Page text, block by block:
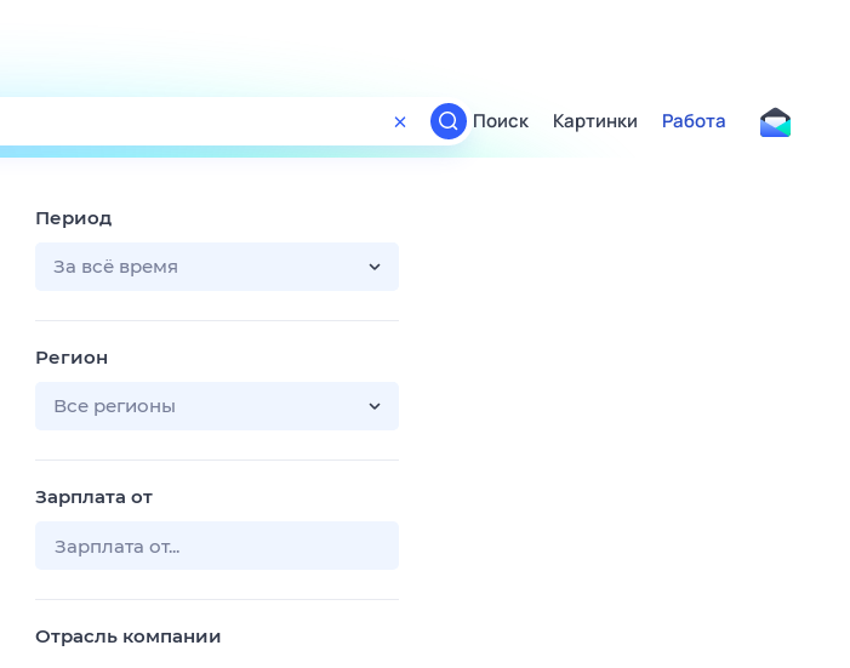
Поиск
ТВ-программа
Поиск Картинки Работа
Период
За всё время
Регион
Все регионы
Зарплата от
Отрасль компании